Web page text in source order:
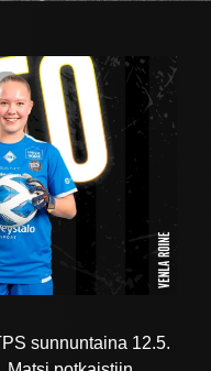
sunnuntaina 12.5.